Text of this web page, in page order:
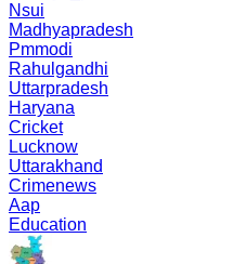
Nsui
Madhyapradesh
Pmmodi
Rahulgandhi
Uttarpradesh
Haryana
Cricket
Lucknow
Uttarakhand
Crimenews
Aap
Education